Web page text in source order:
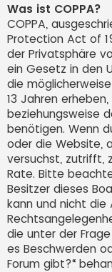
Was ist COPPA?
COPPA,
Protection Act of
der Privatsphäre
ein Gesetz in den
die
13 Jahren
beziehungsweise
benötigen. Wenn
oder die Website,
versuchst, zutrifft,
Rate. Bitte
Besitzer dieses
kann und nicht die
die unter der
es Beschwerden
Forum gibt?“